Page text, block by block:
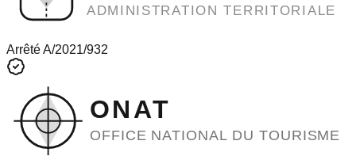
ADMINISTRATION TERRITORIALE
Arrêté A/2021/932
ONAT
OFFICE NATIONAL DU TOURISME